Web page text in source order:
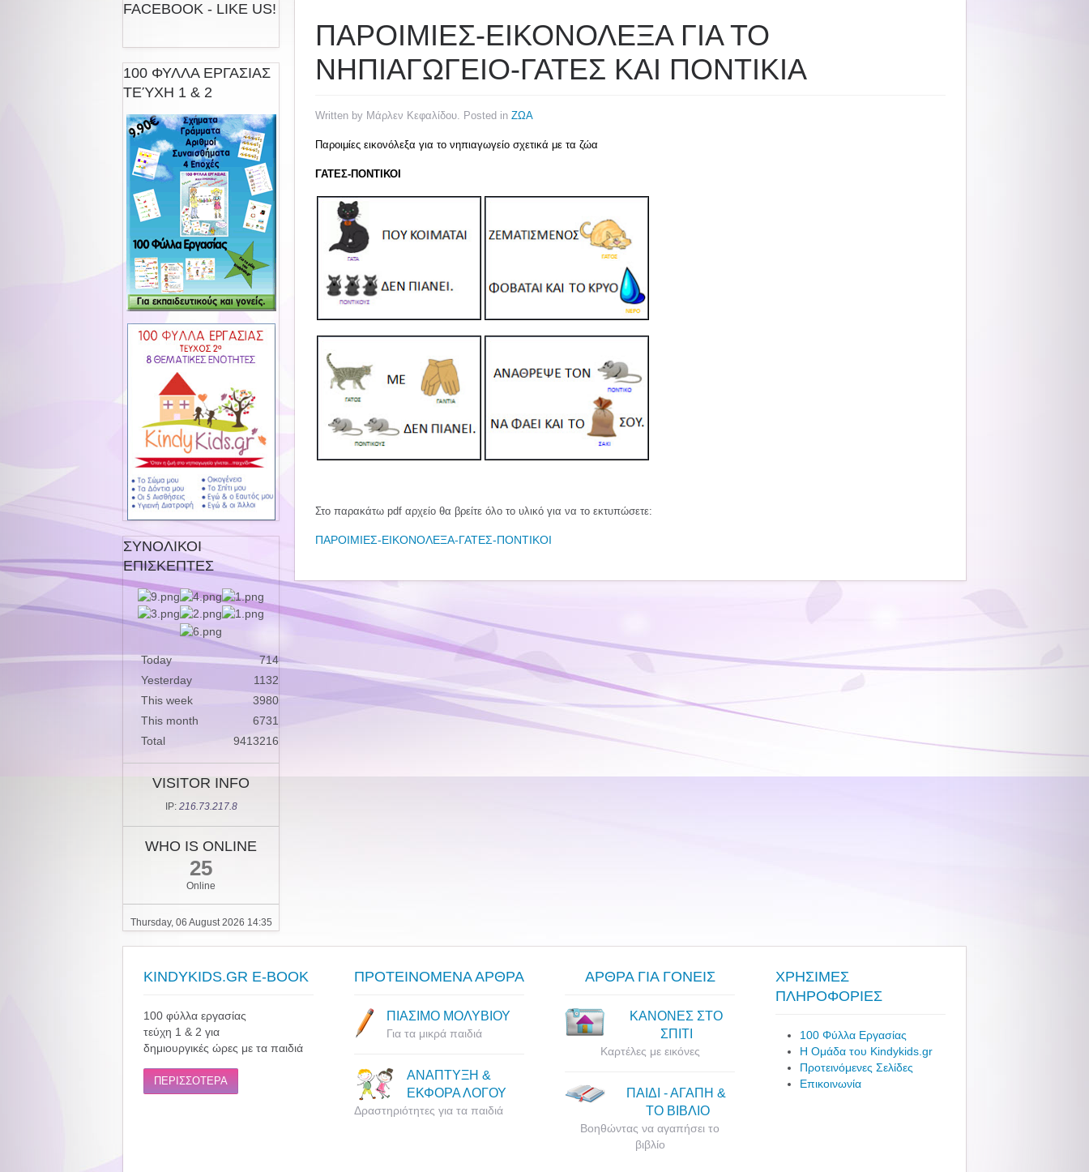
ΠΑΡΟΙΜΙΕΣ-ΕΙΚΟΝΟΛΕΞΑ ΓΙΑ ΤΟ
ΝΗΠΙΑΓΩΓΕΙΟ-ΓΑΤΕΣ ΚΑΙ ΠΟΝΤΙΚΙΑ
Written by Μάρλεν Κεφαλίδου. Posted in ΖΩΑ
Παροιμίες εικονόλεξα για το νηπιαγωγείο σχετικά με τα ζώα
ΓΑΤΕΣ-ΠΟΝΤΙΚΟΙ
Στο παρακάτω pdf αρχείο θα βρείτε όλο το υλικό για να το εκτυπώσετε:
ΠΑΡΟΙΜΙΕΣ-ΕΙΚΟΝΟΛΕΞΑ-ΓΑΤΕΣ-ΠΟΝΤΙΚΟΙ
FACEBOOK - LIKE US!
100 ΦΥΛΛΑ ΕΡΓΑΣΙΑΣ
ΤΕΎΧΗ 1 & 2
ΣΥΝΟΛΙΚΟΙ
ΕΠΙΣΚΕΠΤΕΣ
Today
714
Yesterday
1132
This week
3980
This month
6731
Total
9413216
VISITOR INFO
IP: 216.73.217.8
WHO IS ONLINE
25
Online
Thursday, 06 August 2026 14:35
KINDYKIDS.GR E-BOOK
100 φύλλα εργασίας
τεύχη 1 & 2 για
δημιουργικές ώρες με τα παιδιά
ΠΕΡΙΣΣΟΤΕΡΑ
ΠΡΟΤΕΙΝΟΜΕΝΑ ΑΡΘΡΑ
ΠΙΑΣΙΜΟ ΜΟΛΥΒΙΟΥ
Για τα μικρά παιδιά
ΑΝΑΠΤΥΞΗ &
ΕΚΦΟΡΑ ΛΟΓΟΥ
Δραστηριότητες για τα παιδιά
ΑΡΘΡΑ ΓΙΑ ΓΟΝΕΙΣ
ΚΑΝΟΝΕΣ ΣΤΟ
ΣΠΙΤΙ
Καρτέλες με εικόνες
ΠΑΙΔΙ - ΑΓΑΠΗ &
ΤΟ ΒΙΒΛΙΟ
Βοηθώντας να αγαπήσει το
βιβλίο
ΧΡΗΣΙΜΕΣ
ΠΛΗΡΟΦΟΡΙΕΣ
100 Φύλλα Εργασίας
Η Ομάδα του Kindykids.gr
Προτεινόμενες Σελίδες
Επικοινωνία